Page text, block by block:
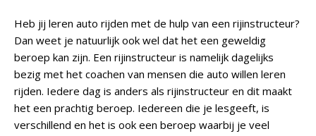
Heb jij leren auto rijden met de hulp van een rijinstructeur?
Dan weet je natuurlijk ook wel dat het een geweldig
beroep kan zijn. Een rijinstructeur is namelijk dagelijks
bezig met het coachen van mensen die auto willen leren
rijden. Iedere dag is anders als rijinstructeur en dit maakt
het een prachtig beroep. Iedereen die je lesgeeft, is
verschillend en het is ook een beroep waarbij je veel